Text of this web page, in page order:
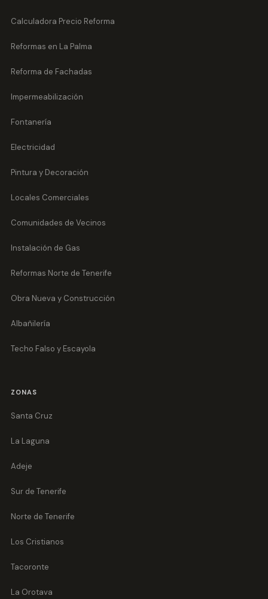
Calculadora Precio Reforma
Reformas en La Palma
Reforma de Fachadas
Impermeabilización
Fontanería
Electricidad
Pintura y Decoración
Locales Comerciales
Comunidades de Vecinos
Instalación de Gas
Reformas Norte de Tenerife
Obra Nueva y Construcción
Albañilería
Techo Falso y Escayola
ZONAS
Santa Cruz
La Laguna
Adeje
Sur de Tenerife
Norte de Tenerife
Los Cristianos
Tacoronte
La Orotava